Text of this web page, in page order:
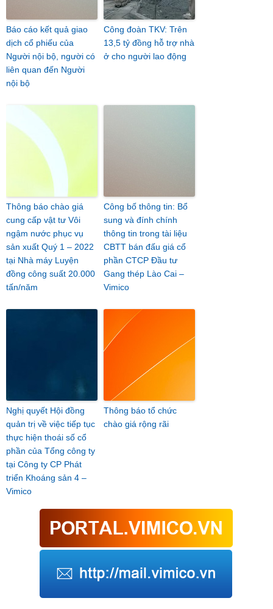
Báo cáo kết quả giao
dịch cổ phiếu của
Người nội bộ, người có
liên quan đến Người
nội bộ
Công đoàn TKV: Trên
13,5 tỷ đồng hỗ trợ nhà
ở cho người lao động
Thông báo chào giá
cung cấp vật tư Vôi
ngậm nước phục vụ
sản xuất Quý 1 – 2022
tại Nhà máy Luyện
đồng công suất 20.000
tấn/năm
Công bố thông tin: Bổ
sung và đính chính
thông tin trong tài liệu
CBTT bán đấu giá cổ
phần CTCP Đầu tư
Gang thép Lào Cai –
Vimico
Nghị quyết Hội đồng
quản trị về việc tiếp tục
thực hiện thoái số cổ
phần của Tổng công ty
tại Công ty CP Phát
triển Khoáng sản 4 –
Vimico
Thông báo tổ chức
chào giá rộng rãi